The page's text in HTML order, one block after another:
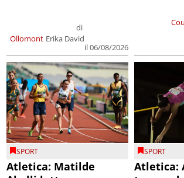
Ollomont
di
Erika David
il 06/08/2026
SPORT
Atletica: Matilde
SPORT
Atletica: